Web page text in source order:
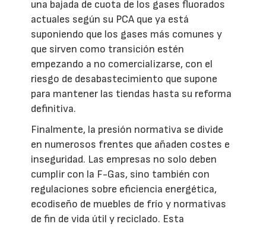
una bajada de cuota de los gases fluorados
actuales según su PCA que ya está
suponiendo que los gases más comunes y
que sirven como transición estén
empezando a no comercializarse, con el
riesgo de desabastecimiento que supone
para mantener las tiendas hasta su reforma
definitiva.
Finalmente, la presión normativa se divide
en numerosos frentes que añaden costes e
inseguridad. Las empresas no solo deben
cumplir con la F-Gas, sino también con
regulaciones sobre eficiencia energética,
ecodiseño de muebles de frío y normativas
de fin de vida útil y reciclado. Esta